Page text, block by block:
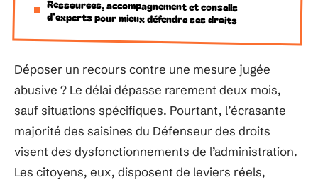
Ressources, accompagnement et conseils
d’experts pour mieux défendre ses droits
Déposer un recours contre une mesure jugée
abusive ? Le délai dépasse rarement deux mois,
sauf situations spécifiques. Pourtant, l’écrasante
majorité des saisines du Défenseur des droits
visent des dysfonctionnements de l’administration.
Les citoyens, eux, disposent de leviers réels,